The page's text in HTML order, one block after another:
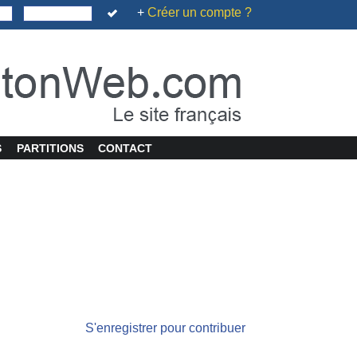
+ Créer un compte ?
PARTITIONS CONTACT
S'enregistrer pour contribuer